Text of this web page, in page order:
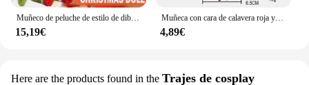
15,19€
Muñeca con cara de calavera roja y verde, decoración de feliz Halloween, regalo de día, Feliz Navidad, decoración de fiesta en el hogar, muñeco fantasma de Feliz Año Nuevo, 2024
4,89€
Here are the products found in the Trajes de cosplay